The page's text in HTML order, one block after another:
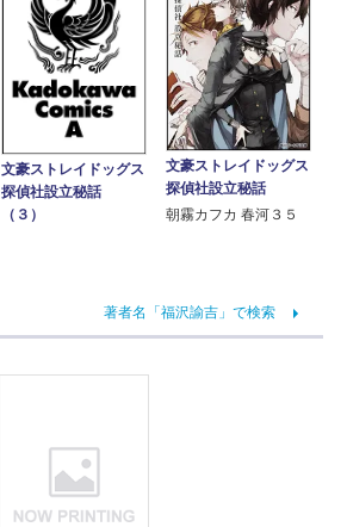
文豪ストレイドッグス
探偵社設立秘話
（３）
文豪ストレイドッグス
探偵社設立秘話
朝霧カフカ 春河３５
著者名「福沢諭吉」で検索